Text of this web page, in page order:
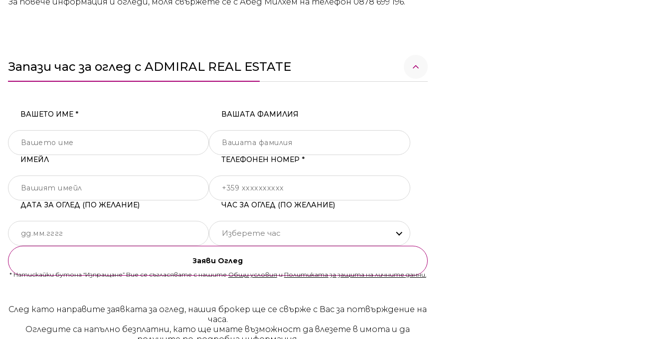
Запази час за оглед с ADMIRAL REAL ESTATE
ВАШЕТО ИМЕ * ВАШАТА ФАМИЛИЯ
ИМЕЙЛ ТЕЛЕФОНЕН НОМЕР *
ДАТА ЗА ОГЛЕД (ПО ЖЕЛАНИЕ) ЧАС ЗА ОГЛЕД (ПО ЖЕЛАНИЕ)
Изберете час
Заяви Оглед
* Натискайки бутона “Изпращане” Вие се съгласявате с нашитеОбщи условияиПолитиката за защита на личните данни.
След като направите заявката за оглед, нашия брокер ще се свърже с Вас за потвърждение на
часа.
Огледите са напълно безплатни, като ще имате възможност да влезете в имота и да